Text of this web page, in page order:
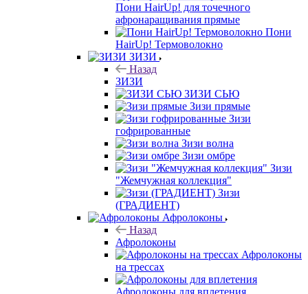
Пони HairUp! для точечного
афронаращивания прямые
Пони
HairUp! Термоволокно
ЗИЗИ
Назад
ЗИЗИ
ЗИЗИ СЬЮ
Зизи прямые
Зизи
гофрированные
Зизи волна
Зизи омбре
Зизи
"Жемчужная коллекция"
Зизи
(ГРАДИЕНТ)
Афролоконы
Назад
Афролоконы
Афролоконы
на трессах
Афролоконы для вплетения